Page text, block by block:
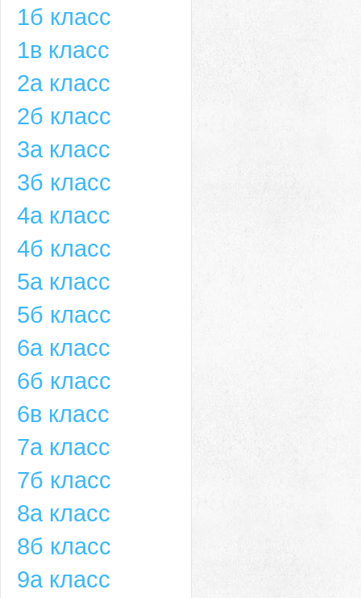
1б класс
1в класс
2а класс
2б класс
3а класс
3б класс
4а класс
4б класс
5а класс
5б класс
6а класс
6б класс
6в класс
7а класс
7б класс
8а класс
8б класс
9а класс